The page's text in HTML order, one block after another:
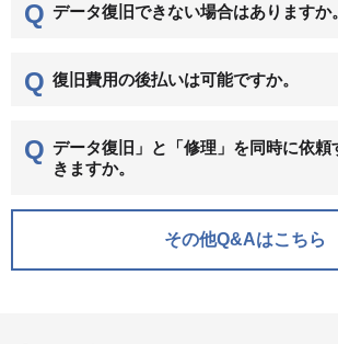
データ復旧できない場合はありますか。
復旧費用の後払いは可能ですか。
データ復旧」と「修理」を同時に依頼
きますか。
その他Q&Aはこちら